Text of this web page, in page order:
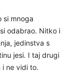
si mnoga
odabrao. Nitko i
jedinstva s
jesi. I taj drugi
i ne vidi to.